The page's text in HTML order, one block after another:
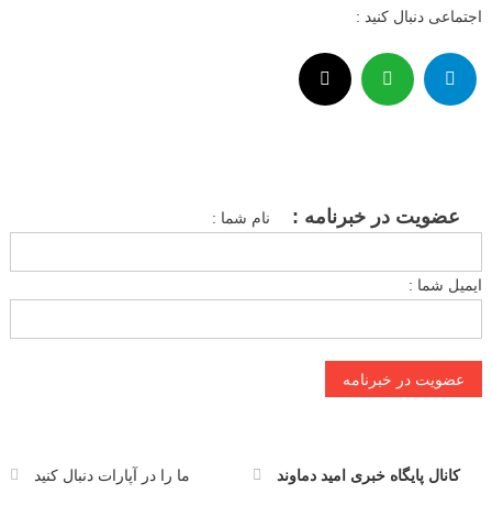
اجتماعی دنبال کنید :
عضویت در خبرنامه : نام شما :
ایمیل شما :
کانال پایگاه خبری امید دماوند ما را در آپارات دنبال کنید